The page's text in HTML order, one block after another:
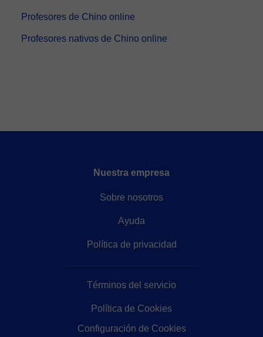
practice, and pronunciation guidance for learners of
methods to make learning both effective and
and relaxed learning environment. Together, we’ll
and make steady progress at your pace. Each class is
tailored to your needs, with regular reviews and
Whether you want to practice speaking, prepare for
Book a trial lesson with me, and let’s begin this
Profesores de Chino online
Profesores nativos de Chino online
Nuestra empresa
Sobre nosotros
Ayuda
Política de privacidad
Términos del servicio
Política de Cookies
Configuración de Cookies